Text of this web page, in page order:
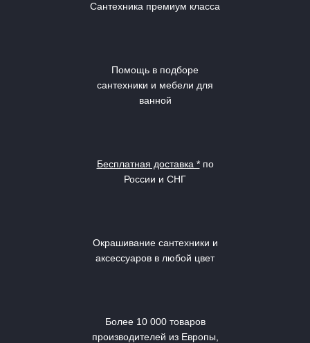
Сантехника премиум класса
Помощь в подборе
сантехники и мебели для
ванной
Бесплатная доставка *по
России и СНГ
Окрашивание сантехники и
аксессуаров в любой цвет
Более 10 000 товаров
производителей из Европы,